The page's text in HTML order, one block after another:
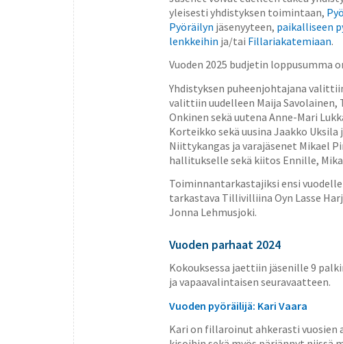
yleisesti yhdistyksen toimintaan,
Pyöräilyn jäsenyyteen, paikalliseen
lenkkeihin ja/tai Fillariakatemiaan.
Vuoden 2025 budjetin loppusumma
Yhdistyksen puheenjohtajana
valittiin uudelleen Maija
Onkinen sekä uutena Anne-Mari
Korteikko sekä uusina Jaakko
Niittykangas ja varajäsenet Mikael
hallitukselle sekä kiitos Ennille,
Toiminnantarkastajiksi ensi
tarkastava Tillivilliina Oyn Lasse
Jonna Lehmusjoki.
Vuoden parhaat 2024
Kokouksessa jaettiin jäsenille 9
ja vapaavalintaisen seuravaatteen.
Vuoden pyöräilijä: Kari Vaara
Kari on fillaroinut ahkerasti